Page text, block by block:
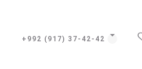
+992 (917) 37-42-42